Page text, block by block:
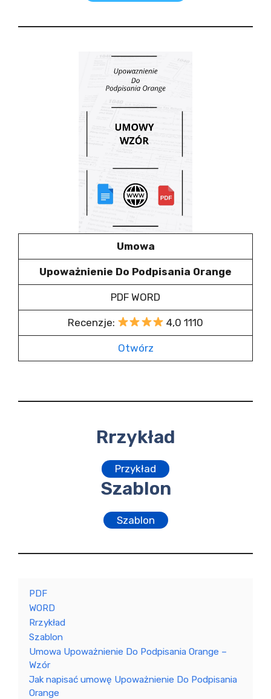
Umowa
Upoważnienie Do Podpisania Orange
PDF WORD
Recenzje: 4,0 1110
Otwórz
Rrzykład
Przykład
Szablon
Szablon
PDF
WORD
Rrzykład
Szablon
Umowa Upoważnienie Do Podpisania Orange –
Wzór
Jak napisać umowę Upoważnienie Do Podpisania
Orange